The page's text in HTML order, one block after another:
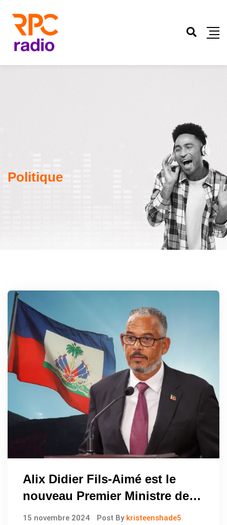
Politique
Alix Didier Fils-Aimé est le
nouveau Premier Ministre de la
République d’Haïti
15 novembre 2024 Post By kristeenshade5